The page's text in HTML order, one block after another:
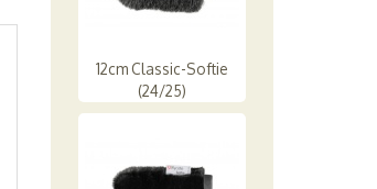
12cm Classic-Softie
(24/25)